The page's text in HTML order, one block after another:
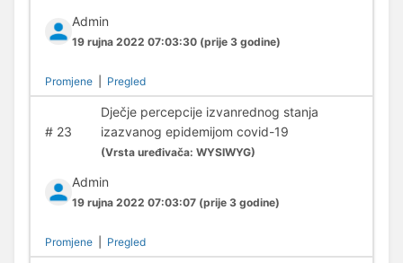
Admin
19 rujna 2022 07:03:30 (prije 3 godine)
Promjene Pregled
#23
Dječje percepcije izvanrednog stanja
izazvanog epidemijom covid-19
(Vrsta uređivača: WYSIWYG)
Admin
19 rujna 2022 07:03:07 (prije 3 godine)
Promjene Pregled